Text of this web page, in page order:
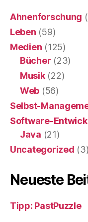
Ahnenforschung
Leben (59)
Medien (125)
Bücher (23)
Musik(22)
Web (56)
Selbst-
Software-
Java (21)
Uncategorized (3)
Neueste
Tipp: PastPuzzle